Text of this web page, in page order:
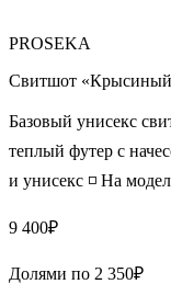
PROSEKA
Свитшот
Базовый унисекс
теплый футер с
и унисекс ◽️ На
9 400₽
Долями по 2 350₽